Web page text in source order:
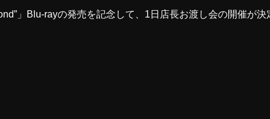
」Blu-rayの発売を記念して、1日店長お渡し会の開催が決